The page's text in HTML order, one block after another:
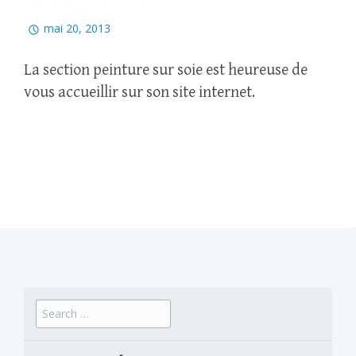
mai 20, 2013
La section peinture sur soie est heureuse de
vous accueillir sur son site internet.
Search
for: